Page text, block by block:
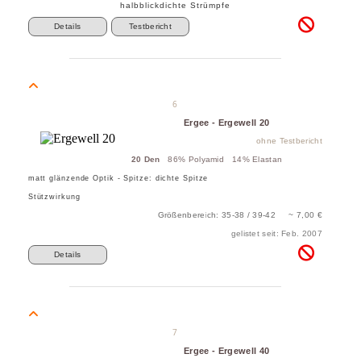
halbblickdichte Strümpfe
Details Testbericht
6
Ergee - Ergewell 20
ohne Testbericht
20 Den 86% Polyamid 14% Elastan
matt glänzende Optik - Spitze: dichte Spitze
Stützwirkung
Größenbereich: 35-38 / 39-42 ~ 7,00 €
gelistet seit: Feb. 2007
Details
7
Ergee - Ergewell 40